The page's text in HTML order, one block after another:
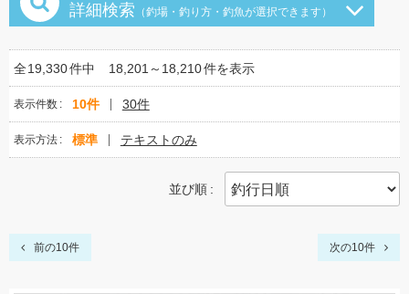
詳細検索 （釣場・釣り方・釣魚が選択できます）
全19,330件中 18,201～18,210件を表示
表示件数 10件 30件
表示方法 標準 テキストのみ
並び順
前の10件 次の10件